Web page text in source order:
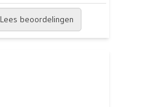
Lees beoordelingen